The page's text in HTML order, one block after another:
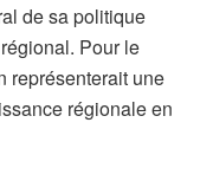
de sa politique
Pour le
représenterait une
régionale en